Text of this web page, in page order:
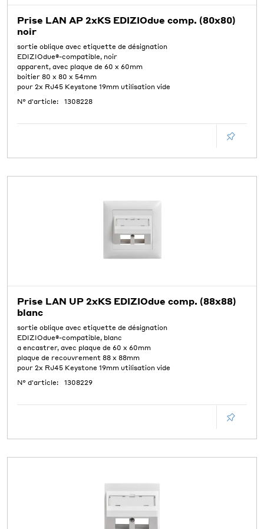
Prise LAN AP 2xKS EDIZIOdue comp. (80x80)
noir
sortie oblique avec etiquette de désignation
EDIZIOdue®-compatible, noir
apparent, avec plaque de 60 x 60mm
boitier 80 x 80 x 54mm
pour 2x RJ45 Keystone 19mm utilisation vide
N° d'article:
1308228
Prise LAN UP 2xKS EDIZIOdue comp. (88x88)
blanc
sortie oblique avec etiquette de désignation
EDIZIOdue®-compatible, blanc
a encastrer, avec plaque de 60 x 60mm
plaque de recouvrement 88 x 88mm
pour 2x RJ45 Keystone 19mm utilisation vide
N° d'article:
1308229